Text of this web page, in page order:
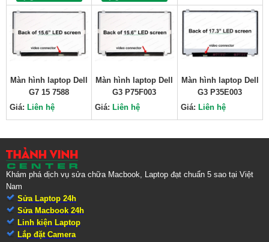
Màn hình laptop Dell
G7 15 7588
Giá: Liên hệ
Màn hình laptop Dell
G3 P75F003
Giá: Liên hệ
Màn hình laptop Dell
G3 P35E003
Giá: Liên hệ
Khám phá dịch vụ sửa chữa Macbook, Laptop đạt chuẩn 5 sao tại Việt
Nam
Sửa Laptop 24h
Sửa Macbook 24h
Linh kiện Laptop
Lắp đặt Camera